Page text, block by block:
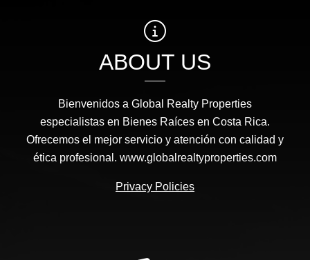
ABOUT US
Bienvenidos a Global Realty Properties
especialistas en Bienes Raíces en Costa Rica.
Ofrecemos el mejor servicio y atención con calidad y
ética profesional. www.globalrealtyproperties.com
Privacy Policies